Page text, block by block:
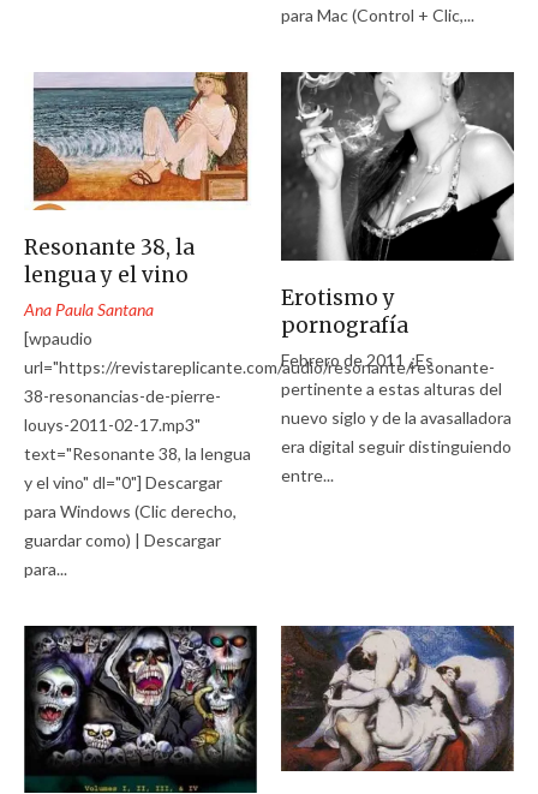
para Mac (Control + Clic,...
Resonante 38, la
lengua y el vino
Ana Paula Santana
[wpaudio
url="https://revistareplicante.com/audio/resonante/resonante-
38-resonancias-de-pierre-
louys-2011-02-17.mp3"
text="Resonante 38, la lengua
y el vino" dl="0"] Descargar
para Windows (Clic derecho,
guardar como) | Descargar
para...
Erotismo y
pornografía
Febrero de 2011 ¿Es
pertinente a estas alturas del
nuevo siglo y de la avasalladora
era digital seguir distinguiendo
entre...